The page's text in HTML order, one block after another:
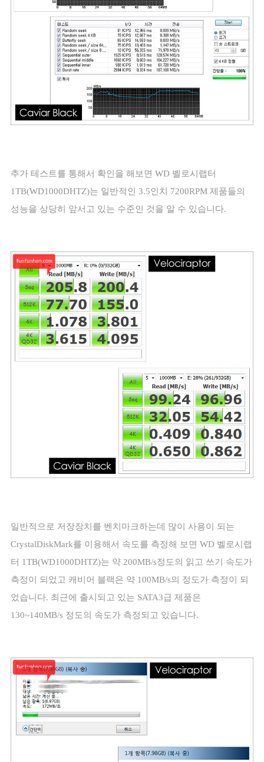
추가 테스트를 통해서 확인을 해보면 WD 벨로시랩터
1TB(WD1000DHTZ)는 일반적인 3.5인치 7200RPM 제품들의
성능을 상당히 앞서고 있는 수준인 것을 알 수 있습니다.
일반적으로 저장장치를 벤치마크하는데 많이 사용이 되는
CrystalDiskMark를 이용해서 속도를 측정해 보면 WD 벨로시랩
터 1TB(WD1000DHTZ)는 약 200MB/s정도의 읽고 쓰기 속도가
측정이 되었고 캐비어 블랙은 약 100MB/s의 정도가 측정이 되
었습니다. 최근에 출시되고 있는 SATA3급 제품은
130~140MB/s 정도의 속도가 측정되고 있습니다.